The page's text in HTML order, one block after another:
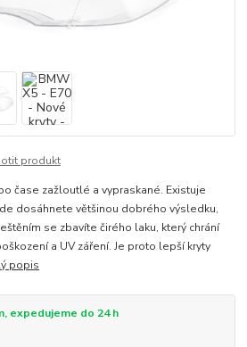
produkt
čase zažloutlé a vypraskané. Existuje
dosáhnete většinou dobrého výsledku,
se zbavíte čirého laku, který chrání
a UV záření. Je proto lepší kryty
popis
expedujeme do 24 h